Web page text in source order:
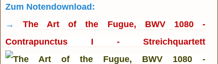
Zum Notendownload:
→The Art of the Fugue, BWV 1080 -
Contrapunctus I - Streichquartett